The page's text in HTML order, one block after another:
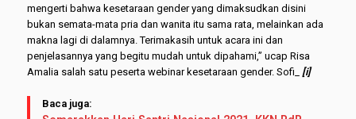
mengerti bahwa kesetaraan gender yang dimaksudkan disini
bukan semata-mata pria dan wanita itu sama rata, melainkan ada
makna lagi di dalamnya. Terimakasih untuk acara ini dan
penjelasannya yang begitu mudah untuk dipahami,” ucap Risa
Amalia salah satu peserta webinar kesetaraan gender. Sofi_ [i]
Baca juga: